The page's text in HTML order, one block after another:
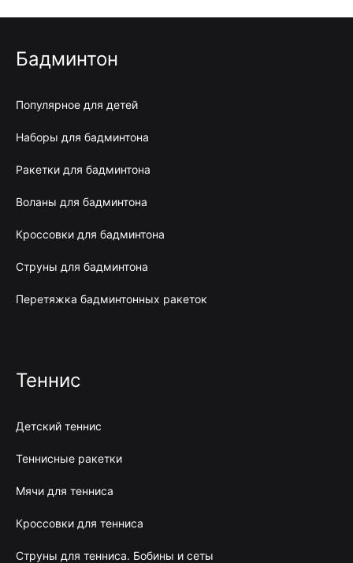
Бадминтон
Популярное для детей
Наборы для бадминтона
Ракетки для бадминтона
Воланы для бадминтона
Кроссовки для бадминтона
Струны для бадминтона
Перетяжка бадминтонных ракеток
Теннис
Детский теннис
Теннисные ракетки
Мячи для тенниса
Кроссовки для тенниса
Струны для тенниса. Бобины и сеты